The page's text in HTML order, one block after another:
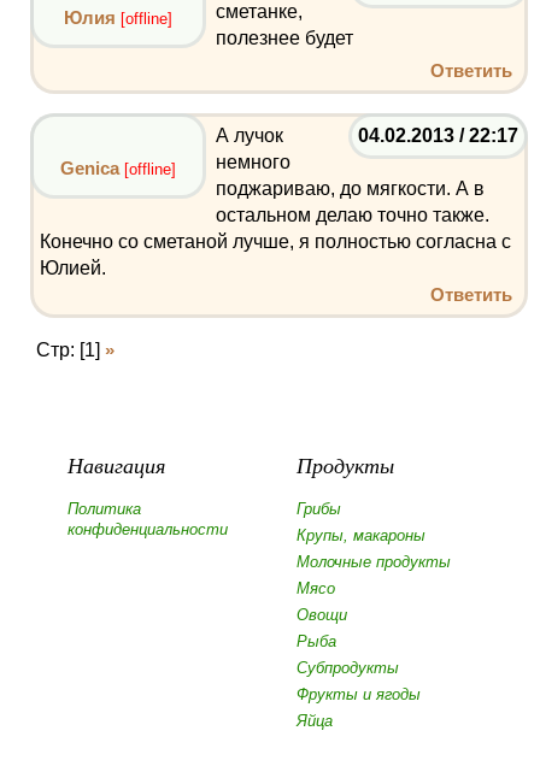
Юлия [offline]
сметанке,
полезнее будет
Ответить
04.02.2013 / 22:17
Genica [offline]
А лучок
немного
поджариваю, до мягкости. А в
остальном делаю точно также.
Конечно со сметаной лучше, я полностью согласна с
Юлией.
Ответить
Стр: [1] »
Навигация
Политика
конфиденциальности
Продукты
Грибы
Крупы, макароны
Молочные продукты
Мясо
Овощи
Рыба
Субпродукты
Фрукты и ягоды
Яйца